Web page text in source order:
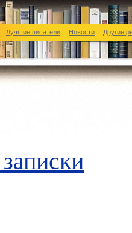
Лучшие писатели Новости Другие